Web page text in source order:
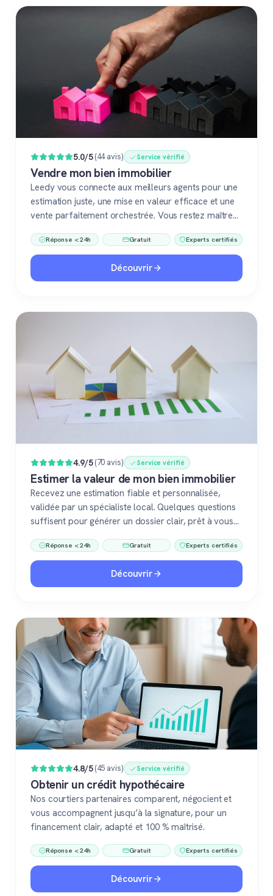
Populaire
5.0/5(44 avis) Service vérifié
Vendre mon bien immobilier
Leedy vous connecte aux meilleurs agents pour une
estimation juste, une mise en valeur efficace et une
vente parfaitement orchestrée. Vous restez maître
Réponse < 24h Gratuit Experts certifiés
Découvrir
4.9/5(70 avis) Service vérifié
Estimer la valeur de mon bien immobilier
Recevez une estimation fiable et personnalisée,
validée par un spécialiste local. Quelques questions
suffisent pour générer un dossier clair, prêt à vous
immobilier. Gratuit, sans engagement, 100 %
confiance.
Réponse < 24h Gratuit Experts certifiés
Découvrir
4.8/5(45 avis) Service vérifié
Obtenir un crédit hypothécaire
Nos courtiers partenaires comparent, négocient et
vous accompagnent jusqu’à la signature, pour un
financement clair, adapté et 100 % maîtrisé.
Réponse < 24h Gratuit Experts certifiés
Découvrir